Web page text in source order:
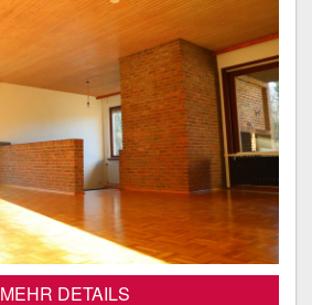
MEHR DETAILS